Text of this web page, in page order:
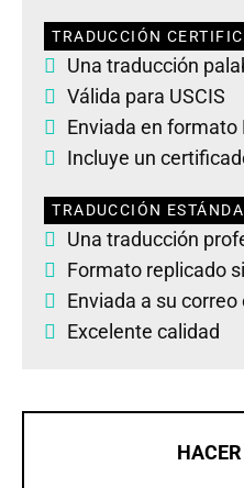
TRADUCCIÓN
Una traducción
Válida para USCIS
Enviada en formato
Incluye un
TRADUCCIÓN
Una traducción
Formato replicado
Enviada a su
Excelente calidad